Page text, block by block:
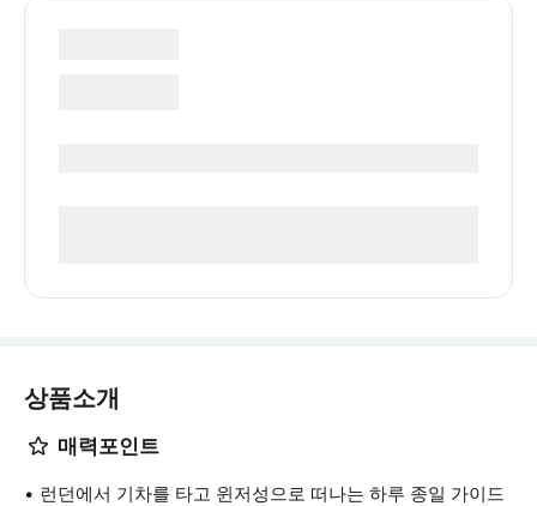
상품소개
매력포인트
런던에서 기차를 타고 윈저성으로 떠나는 하루 종일 가이드